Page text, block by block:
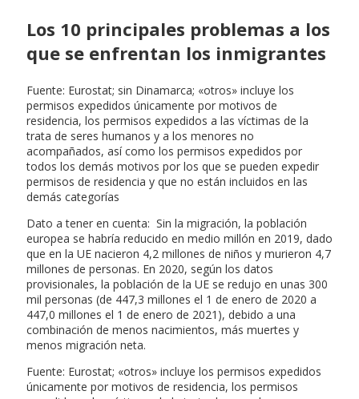
Los 10 principales problemas a los
que se enfrentan los inmigrantes
Fuente: Eurostat; sin Dinamarca; «otros» incluye los
permisos expedidos únicamente por motivos de
residencia, los permisos expedidos a las víctimas de la
trata de seres humanos y a los menores no
acompañados, así como los permisos expedidos por
todos los demás motivos por los que se pueden expedir
permisos de residencia y que no están incluidos en las
demás categorías
Dato a tener en cuenta: Sin la migración, la población
europea se habría reducido en medio millón en 2019, dado
que en la UE nacieron 4,2 millones de niños y murieron 4,7
millones de personas. En 2020, según los datos
provisionales, la población de la UE se redujo en unas 300
mil personas (de 447,3 millones el 1 de enero de 2020 a
447,0 millones el 1 de enero de 2021), debido a una
combinación de menos nacimientos, más muertes y
menos migración neta.
Fuente: Eurostat; «otros» incluye los permisos expedidos
únicamente por motivos de residencia, los permisos